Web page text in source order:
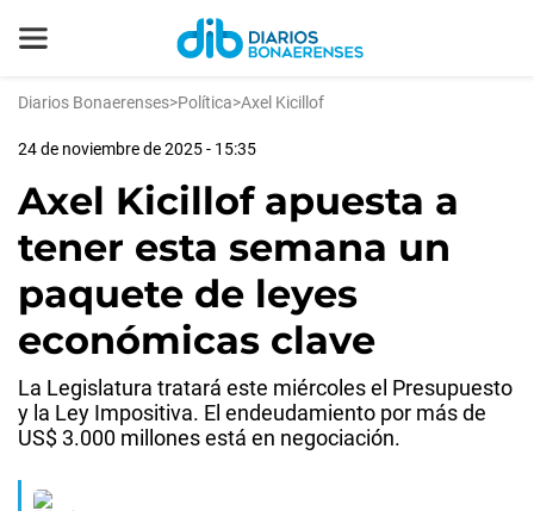
Diarios Bonaerenses>Política>Axel Kicillof
24 de noviembre de 2025 - 15:35
Axel Kicillof apuesta a
tener esta semana un
paquete de leyes
económicas clave
La Legislatura tratará este miércoles el Presupuesto
y la Ley Impositiva. El endeudamiento por más de
US$ 3.000 millones está en negociación.